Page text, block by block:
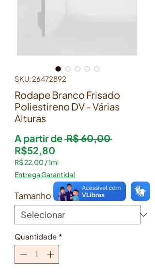
SKU: 26472892
Rodape Branco Frisado
Poliestireno DV - Várias
Alturas
A partir de R$ 60,00 Preço
R$52,80
R$ 22,00/1ml
R$ 22,00
por
mililitro
Entrega Garantida!
Tamanho *
Quantidade *